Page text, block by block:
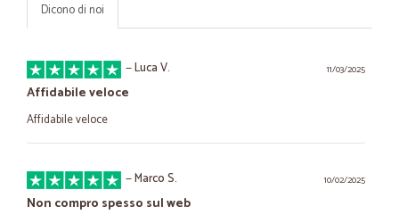
Dicono di noi
11/03/2025
—Luca V.
Affidabile veloce
Affidabile veloce
10/02/2025
—Marco S.
Non compro spesso sul web